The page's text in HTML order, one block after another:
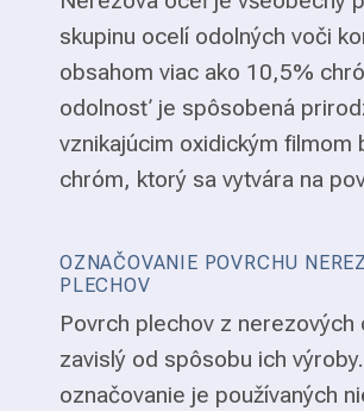
skupinu ocelí odolných voči
obsahom viac ako 10,5%
odolnosť je spôsobená
vznikajúcim oxidickým filmom
chróm, ktorý sa vytvára na
OZNAČOVANIE POVRCHU
PLECHOV
Povrch plechov z nerezových
zavislý od spôsobu ich
označovanie je používaných